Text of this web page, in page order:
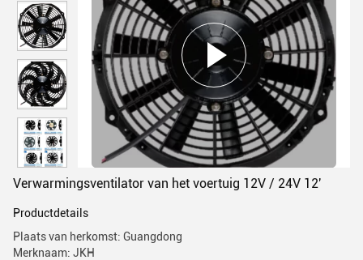
Verwarmingsventilator van het voertuig 12V / 24V 12'
Productdetails
Plaats van herkomst: Guangdong
Merknaam: JKH